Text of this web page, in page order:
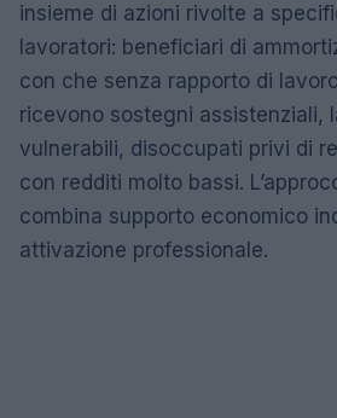
insieme di azioni rivolte a
lavoratori: beneficiari di
con che senza rapporto di
ricevono sostegni assistenziali,
vulnerabili, disoccupati privi di
con redditi molto bassi.
combina supporto economico
attivazione professionale.